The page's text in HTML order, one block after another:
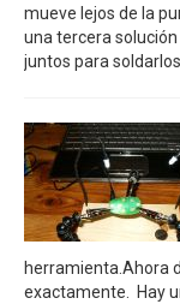
mueve lejos de la
una tercera
juntos para
herramienta.Ahora
exactamente. Hay